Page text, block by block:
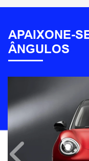
APAIXONE-
ÂNGULOS